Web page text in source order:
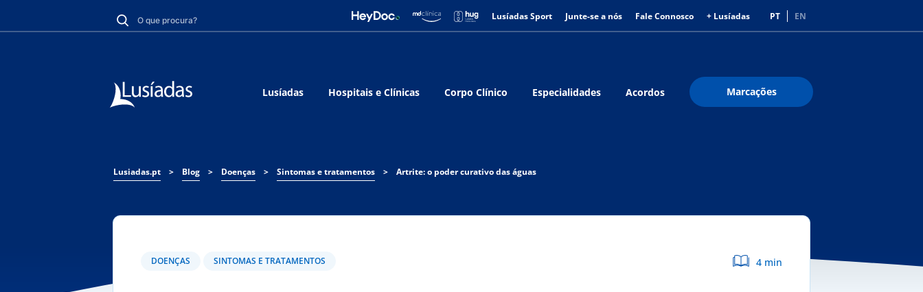
Lusíadas Sport Junte-se a nós Fale Connosco + Lusíadas PT EN
Lusíadas Hospitais e Clínicas Corpo Clínico Especialidades Acordos Marcações
Lusiadas.pt > Blog > Doenças > Sintomas e tratamentos > Artrite: o poder curativo das águas
DOENÇAS SINTOMAS E TRATAMENTOS 4 min